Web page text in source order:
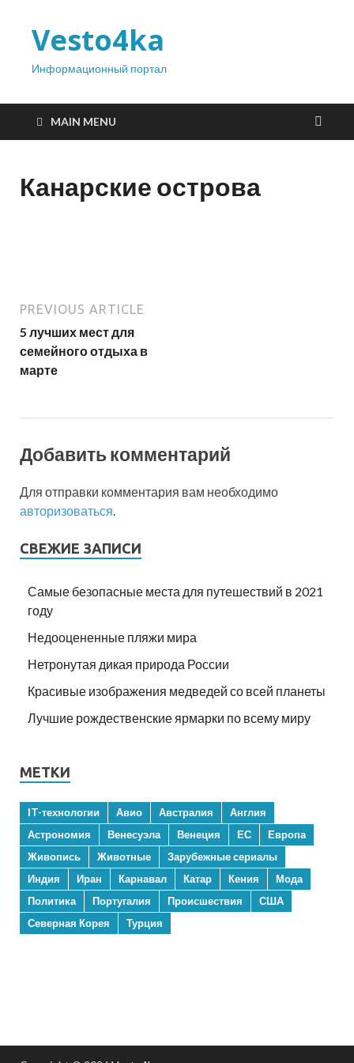
Vesto4ka
Информационный портал
MAIN MENU
Канарские острова
PREVIOUS ARTICLE
5 лучших мест для
семейного отдыха в
марте
Добавить комментарий
Для отправки комментария вам необходимо
авторизоваться
СВЕЖИЕ ЗАПИСИ
Самые безопасные места для путешествий в 2021
году
Недооцененные пляжи мира
Нетронутая дикая природа России
Красивые изображения медведей со всей планеты
Лучшие рождественские ярмарки по всему миру
МЕТКИ
IT-технологии Авио Австралия
Англия
Астрономия
Венесуэла Венеция ЕС
Европа
Живопись
Животные
Зарубежные сериалы
Индия
Иран Карнавал Катар Кения
Мода
Политика
Португалия Происшествия
США
Северная Корея
Турция